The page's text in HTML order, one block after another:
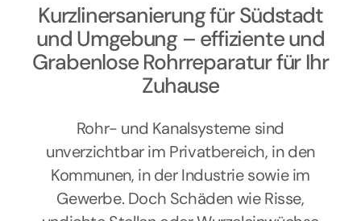
Kurzlinersanierung für Südstadt
und Umgebung – effiziente und
Grabenlose Rohrreparatur für Ihr
Zuhause
Rohr- und Kanalsysteme sind
unverzichtbar im Privatbereich, in den
Kommunen, in der Industrie sowie im
Gewerbe. Doch Schäden wie Risse,